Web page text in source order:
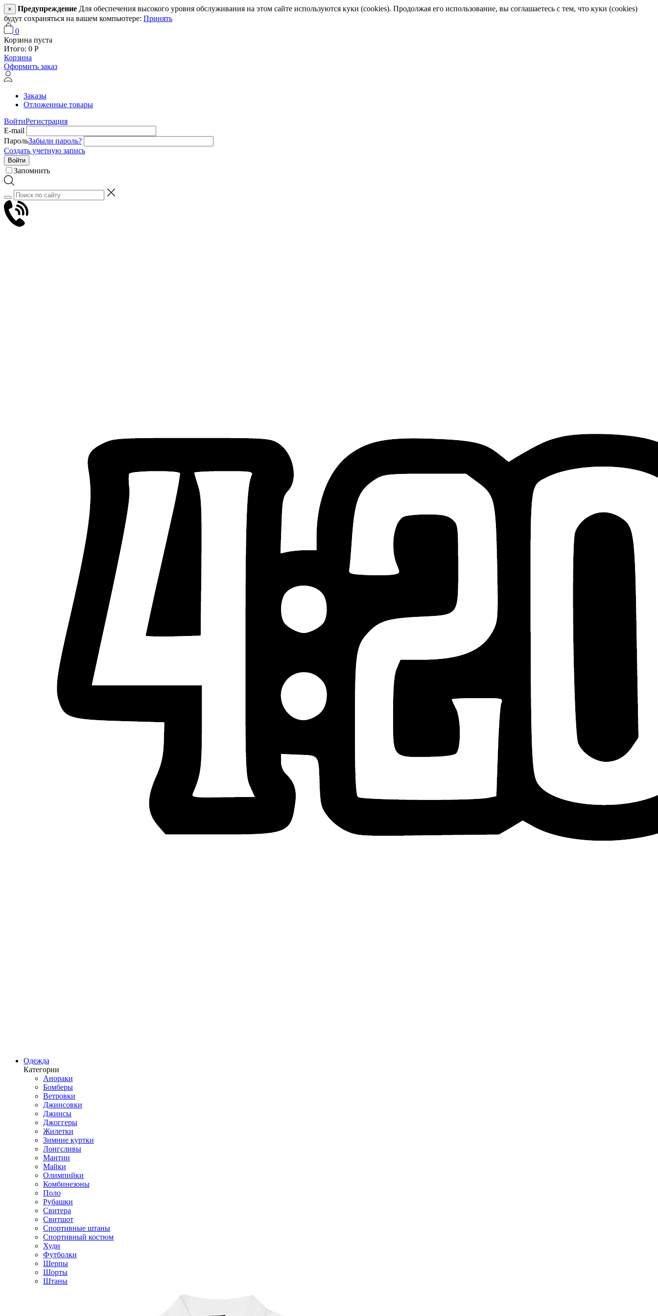
× Предупреждение Для обеспечения высокого уровня обслуживания на этом сайте используются куки (cookies). Продолжая его использование, вы соглашаетесь с тем, что куки (cookies)
будут сохраняться на вашем компьютере: Принять
0
Корзина пуста
Итого: 0 Р
Корзина
Оформить заказ
Заказы
Отложенные товары
ВойтиРегистрация
E-mail
ПарольЗабыли пароль?
Создать учетную запись
Войти
Запомнить
Одежда
Категории
Анораки
Бомберы
Ветровки
Джинсовки
Джинсы
Джоггеры
Жилетки
Зимние куртки
Лонгсливы
Мантии
Майки
Олимпийки
Комбинезоны
Поло
Рубашки
Свитера
Свитшот
Спортивные штаны
Спортивный костюм
Худи
Футболки
Шерпы
Шорты
Штаны